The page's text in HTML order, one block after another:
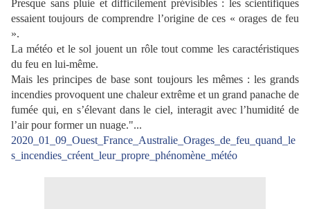
Presque sans pluie et difficilement prévisibles : les scientifiques
essaient toujours de comprendre l’origine de ces « orages de feu
».
La météo et le sol jouent un rôle tout comme les caractéristiques
du feu en lui-même.
Mais les principes de base sont toujours les mêmes : les grands
incendies provoquent une chaleur extrême et un grand panache de
fumée qui, en s’élevant dans le ciel, interagit avec l’humidité de
l’air pour former un nuage."...
2020_01_09_Ouest_France_Australie_Orages_de_feu_quand_le
s_incendies_créent_leur_propre_phénomène_météo